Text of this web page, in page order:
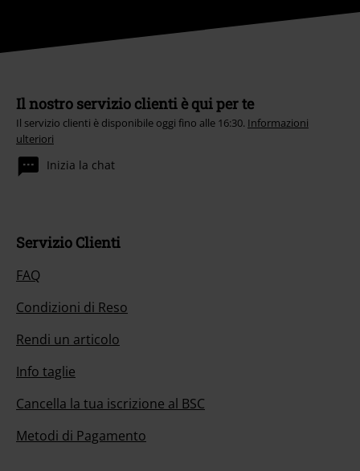
Il nostro servizio clienti è qui per te
Il servizio clienti è disponibile oggi fino alle 16:30. Informazioni
ulteriori
Inizia la chat
Servizio Clienti
FAQ
Condizioni di Reso
Rendi un articolo
Info taglie
Cancella la tua iscrizione al BSC
Metodi di Pagamento